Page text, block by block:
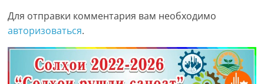
Для отправки комментария вам необходимо
авторизоваться.